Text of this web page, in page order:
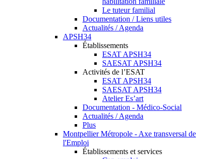
Le tuteur familial
Documentation / Liens utiles
Actualités / Agenda
APSH34
Établissements
ESAT APSH34
SAESAT APSH34
Activités de l’ESAT
ESAT APSH34
SAESAT APSH34
Atelier Es’art
Documentation - Médico-Social
Actualités / Agenda
Plus
Montpellier Métropole - Axe transversal de
l'Emploi
Établissements et services